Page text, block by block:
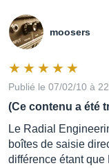
moosers
Publié le 07/02/10 à
(Ce contenu a été
Le Radial
boîtes de saisie
différence étant que